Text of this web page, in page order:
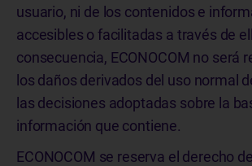
usuario, ni de los contenidos e
accesibles o facilitadas a través de
consecuencia, ECONOCOM no será
los daños derivados del uso normal
las decisiones adoptadas sobre la
información que contiene.
ECONOCOM se reserva el derecho